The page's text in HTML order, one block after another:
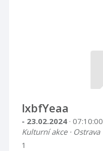
lxbfYeaa
- 23.02.2024 · 07:10:00
Kulturní akce · Ostrava
1